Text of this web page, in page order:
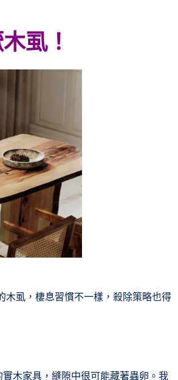
虱！
木虱，棲息習慣不一樣，殺除策略也得
木家具，縫隙中很可能藏著蟲卵。我